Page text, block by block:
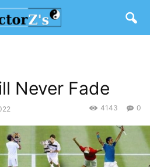
Never Fade
0
4143